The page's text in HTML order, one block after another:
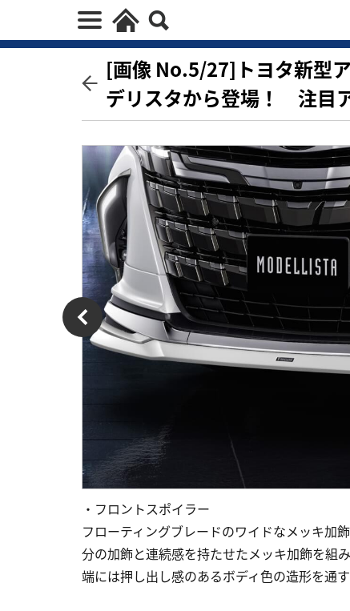
[画像 No.5/27]トヨタ新型
デリスタから登場！ 注目
・フロントスポイラー
フローティングブレードのワイドなメッキ加
分の加飾と連続感を持たせたメッキ加飾を組
端には押し出し感のあるボディ色の造形を通